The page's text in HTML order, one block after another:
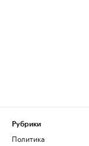
Рубрики
Политика